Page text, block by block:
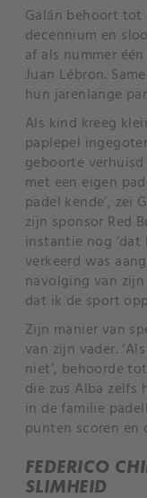
Galán behoort tot
decennium en
af als nummer
Juan Lébron.
hun jarenlange
Als kind kreeg
paplepel
geboorte
met een eigen
padel kende’, zei
zijn sponsor Red
instantie nog
verkeerd was
navolging van zijn
dat ik de sport
Zijn manier van
van zijn vader.
niet’, behoorde
die zus Alba zelfs
in de familie
punten scoren en
FEDERICO
SLIMHEID